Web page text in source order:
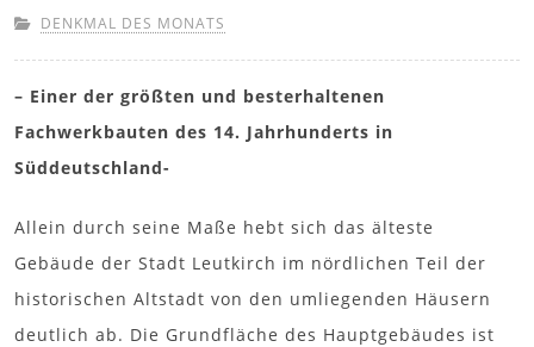
DENKMAL DES MONATS
– Einer der größten und besterhaltenen
Fachwerkbauten des 14. Jahrhunderts in
Süddeutschland-
Allein durch seine Maße hebt sich das älteste
Gebäude der Stadt Leutkirch im nördlichen Teil der
historischen Altstadt von den umliegenden Häusern
deutlich ab. Die Grundfläche des Hauptgebäudes ist